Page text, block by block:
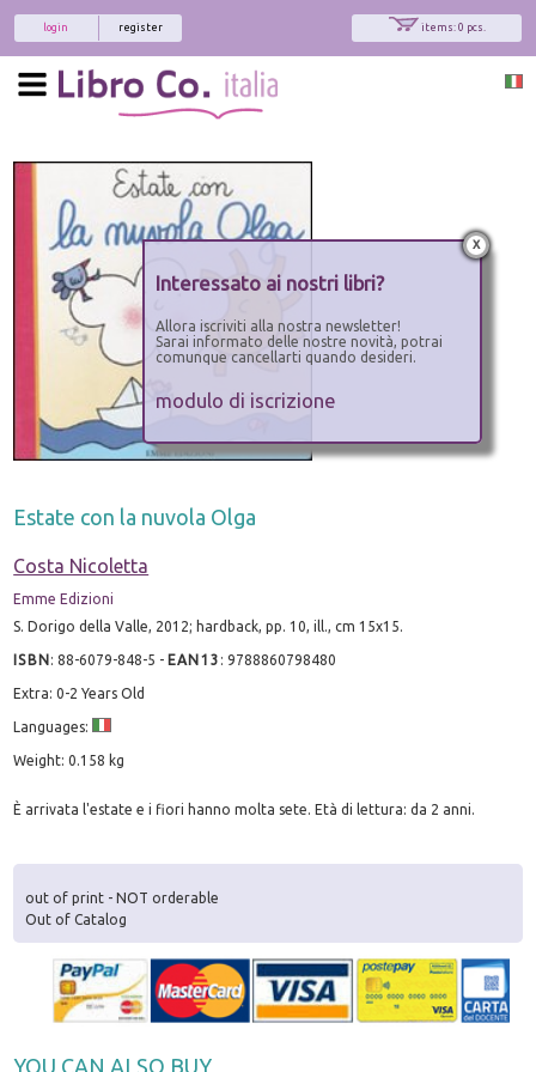
items: 0 pcs.
register
login
Estate con la nuvola Olga
Costa Nicoletta
Emme Edizioni
S. Dorigo della Valle, 2012; hardback, pp. 10, ill., cm 15x15.
ISBN:88-6079-848-5 - EAN13 :9788860798480
Extra: 0-2 Years Old
Languages:
Weight: 0.158 kg
È arrivata l'estate e i fiori hanno molta sete. Età di lettura: da 2 anni.
out of print - NOT orderable
Out of Catalog
YOU CAN ALSO BUY
x
Interessato ai nostri libri?
Allora iscriviti alla nostra newsletter!
Sarai informato delle nostre novità, potrai
comunque cancellarti quando desideri.
modulo di iscrizione